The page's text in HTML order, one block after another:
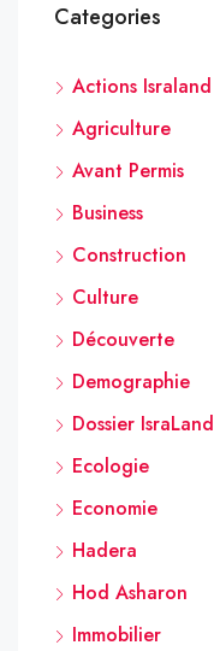
Categories
Actions Israland
Agriculture
Avant Permis
Business
Construction
Culture
Découverte
Demographie
Dossier IsraLand
Ecologie
Economie
Hadera
Hod Asharon
Immobilier